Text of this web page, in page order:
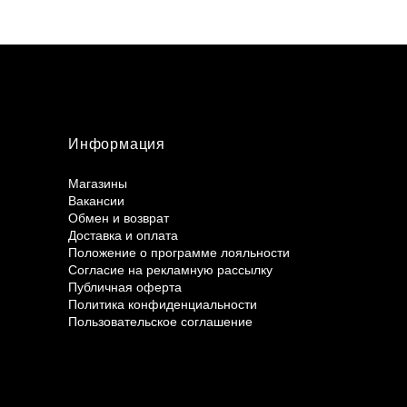
Информация
Магазины
Вакансии
Обмен и возврат
Доставка и оплата
Положение о программе лояльности
Согласие на рекламную рассылку
Публичная оферта
Политика конфиденциальности
Пользовательское соглашение